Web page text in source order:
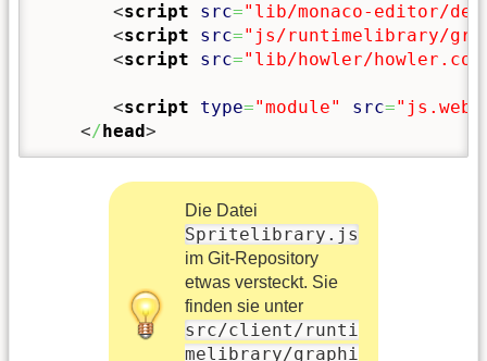
<script src="lib/monaco-editor/
<script src="js/runtimelibrary/
<script src="lib/howler/
<script type="module" src=
</ head>
Die Datei
Spritelibrary.js
im Git-Repository
etwas versteckt. Sie
finden sie unter
src/client/runti
melibrary/graphi